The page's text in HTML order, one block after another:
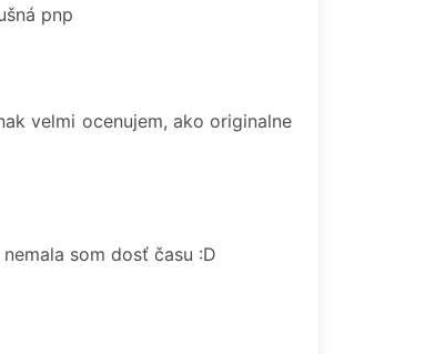
pnp
velmi ocenujem, ako originalne
som dosť času :D